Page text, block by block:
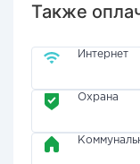
Также
Интернет
Охрана